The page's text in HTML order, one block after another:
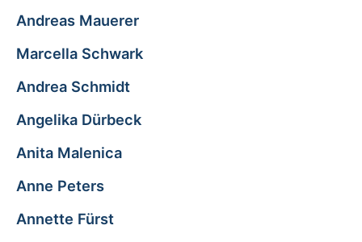
Andreas Mauerer
Marcella Schwark
Andrea Schmidt
Angelika Dürbeck
Anita Malenica
Anne Peters
Annette Fürst